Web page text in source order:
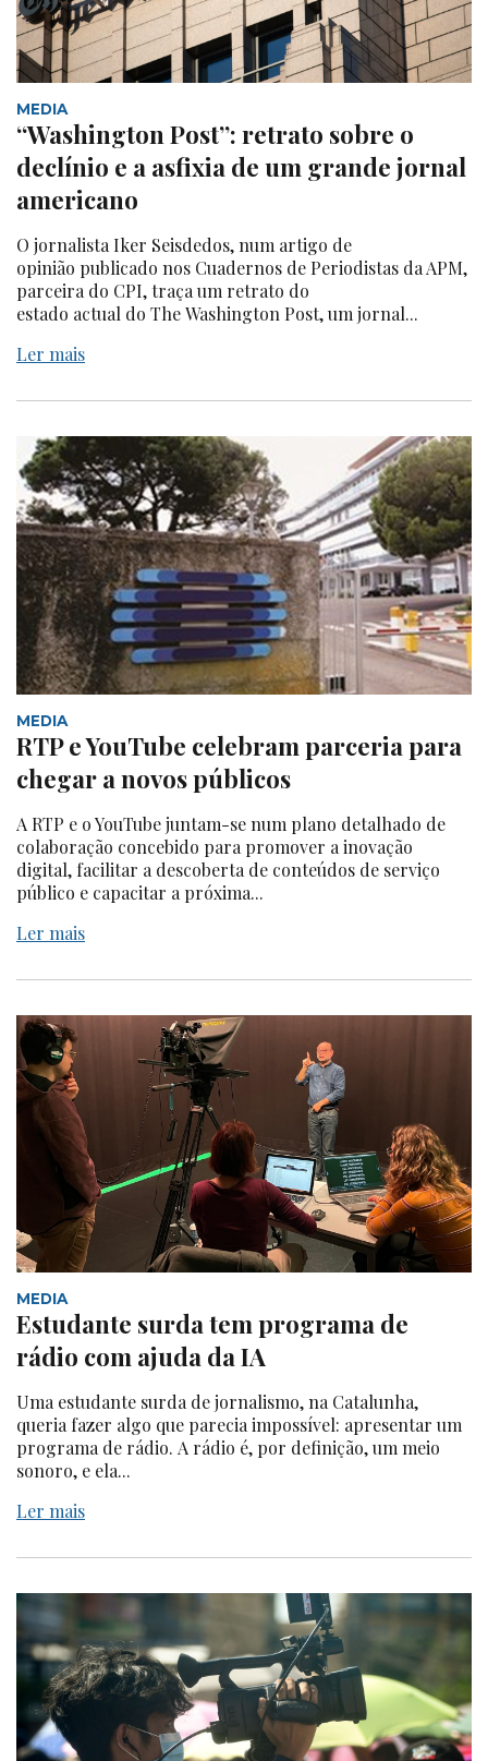
MEDIA
“Washington Post”: retrato sobre o
declínio e a asfixia de um grande jornal
americano
O jornalista Iker Seisdedos, num artigo de
opinião publicado nos Cuadernos de Periodistas da APM,
parceira do CPI, traça um retrato do
estado actual do The Washington Post, um jornal...
Ler mais
MEDIA
RTP e YouTube celebram parceria para
chegar a novos públicos
A RTP e o YouTube juntam-se num plano detalhado de
colaboração concebido para promover a inovação
digital, facilitar a descoberta de conteúdos de serviço
público e capacitar a próxima...
Ler mais
MEDIA
Estudante surda tem programa de
rádio com ajuda da IA
Uma estudante surda de jornalismo, na Catalunha,
queria fazer algo que parecia impossível: apresentar um
programa de rádio. A rádio é, por definição, um meio
sonoro, e ela...
Ler mais